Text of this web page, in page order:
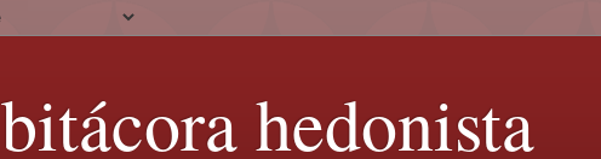
bitácora hedonista